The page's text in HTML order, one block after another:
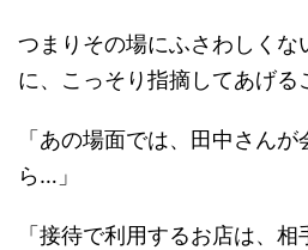
つまりその場にふさわしくな
に、こっそり指摘してあげる
「あの場面では、田中さん
ら…」
「接待で利用するお店は、